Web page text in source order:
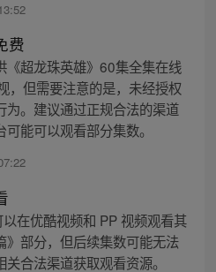
费
《超龙珠英雄》60集全集在线
，但需要注意的是，未经授权
为。建议通过正规合法的渠道
能可以观看部分集数。
在优酷视频和 PP 视频观看其
》部分，但后续集数可能无法
合法渠道获取观看资源。